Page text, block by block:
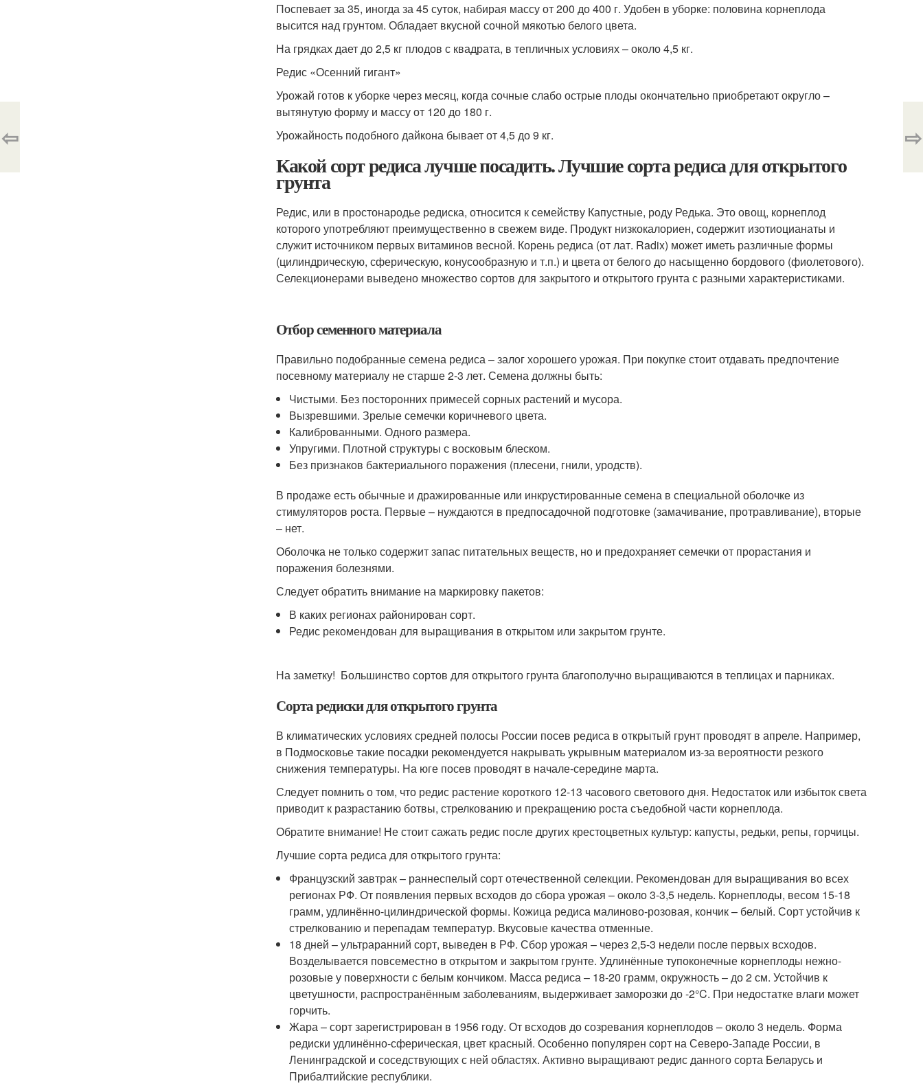
Поспевает за 35, иногда за 45 суток, набирая массу от 200 до 400 г. Удобен в уборке: половина корнеплода
высится над грунтом. Обладает вкусной сочной мякотью белого цвета.
На грядках дает до 2,5 кг плодов с квадрата, в тепличных условиях – около 4,5 кг.
Редис «Осенний гигант»
Урожай готов к уборке через месяц, когда сочные слабо острые плоды окончательно приобретают округло –
вытянутую форму и массу от 120 до 180 г.
Урожайность подобного дайкона бывает от 4,5 до 9 кг.
Какой сорт редиса лучше посадить. Лучшие сорта редиса для открытого
грунта
Редис, или в простонародье редиска, относится к семейству Капустные, роду Редька. Это овощ, корнеплод
которого употребляют преимущественно в свежем виде. Продукт низкокалориен, содержит изотиоцианаты и
служит источником первых витаминов весной. Корень редиса (от лат. Radix) может иметь различные формы
(цилиндрическую, сферическую, конусообразную и т.п.) и цвета от белого до насыщенно бордового (фиолетового).
Селекционерами выведено множество сортов для закрытого и открытого грунта с разными характеристиками.
Отбор семенного материала
Правильно подобранные семена редиса – залог хорошего урожая. При покупке стоит отдавать предпочтение
посевному материалу не старше 2-3 лет. Семена должны быть:
Чистыми. Без посторонних примесей сорных растений и мусора.
Вызревшими. Зрелые семечки коричневого цвета.
Калиброванными. Одного размера.
Упругими. Плотной структуры с восковым блеском.
Без признаков бактериального поражения (плесени, гнили, уродств).
В продаже есть обычные и дражированные или инкрустированные семена в специальной оболочке из
стимуляторов роста. Первые – нуждаются в предпосадочной подготовке (замачивание, протравливание), вторые
– нет.
Оболочка не только содержит запас питательных веществ, но и предохраняет семечки от прорастания и
поражения болезнями.
Следует обратить внимание на маркировку пакетов:
В каких регионах районирован сорт.
Редис рекомендован для выращивания в открытом или закрытом грунте.
На заметку! Большинство сортов для открытого грунта благополучно выращиваются в теплицах и парниках.
Сорта редиски для открытого грунта
В климатических условиях средней полосы России посев редиса в открытый грунт проводят в апреле. Например,
в Подмосковье такие посадки рекомендуется накрывать укрывным материалом из-за вероятности резкого
снижения температуры. На юге посев проводят в начале-середине марта.
Следует помнить о том, что редис растение короткого 12-13 часового светового дня. Недостаток или избыток света
приводит к разрастанию ботвы, стрелкованию и прекращению роста съедобной части корнеплода.
Обратите внимание! Не стоит сажать редис после других крестоцветных культур: капусты, редьки, репы, горчицы.
Лучшие сорта редиса для открытого грунта:
Французский завтрак – раннеспелый сорт отечественной селекции. Рекомендован для выращивания во всех
регионах РФ. От появления первых всходов до сбора урожая – около 3-3,5 недель. Корнеплоды, весом 15-18
грамм, удлинённо-цилиндрической формы. Кожица редиса малиново-розовая, кончик – белый. Сорт устойчив к
стрелкованию и перепадам температур. Вкусовые качества отменные.
18 дней – ультраранний сорт, выведен в РФ. Сбор урожая – через 2,5-3 недели после первых всходов.
Возделывается повсеместно в открытом и закрытом грунте. Удлинённые тупоконечные корнеплоды нежно-
розовые у поверхности с белым кончиком. Масса редиса – 18-20 грамм, окружность – до 2 см. Устойчив к
цветушности, распространённым заболеваниям, выдерживает заморозки до -2°C. При недостатке влаги может
горчить.
Жара – сорт зарегистрирован в 1956 году. От всходов до созревания корнеплодов – около 3 недель. Форма
редиски удлинённо-сферическая, цвет красный. Особенно популярен сорт на Северо-Западе России, в
Ленинградской и соседствующих с ней областях. Активно выращивают редис данного сорта Беларусь и
Прибалтийские республики.
⇦ ⇨